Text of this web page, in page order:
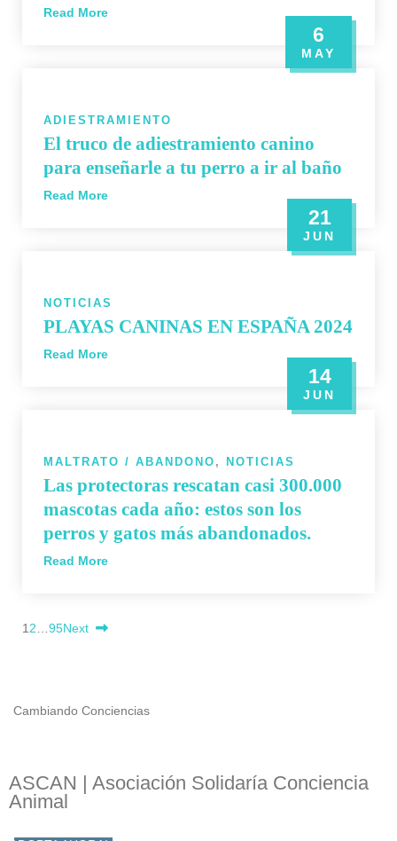
Read More
6
MAY
ADIESTRAMIENTO
El truco de adiestramiento canino
para enseñarle a tu perro a ir al baño
Read More
21
JUN
NOTICIAS
PLAYAS CANINAS EN ESPAÑA 2024
Read More
14
JUN
MALTRATO / ABANDONO , NOTICIAS
Las protectoras rescatan casi 300.000
mascotas cada año: estos son los
perros y gatos más abandonados.
Read More
1 2 95Next
Cambiando Conciencias
ASCAN | Asociación Solidaría Conciencia
Animal